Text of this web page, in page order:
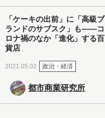
「ケーキの出前」に「高級ブ
ランドのサブスク」も――コ
ロナ禍のなか「進化」する百
貨店
2021.05.02 政治・経済
都市商業研究所